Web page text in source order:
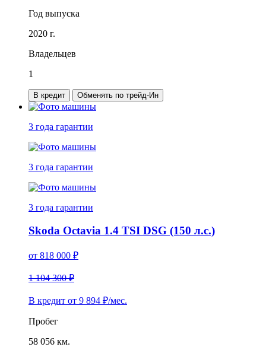
Год выпуска
2020 г.
Владельцев
1
В кредит Обменять по трейд-Ин
3 года гарантии
3 года гарантии
3 года гарантии
Skoda Octavia 1.4 TSI DSG (150 л.с.)
от 818 000 ₽
1 104 300 ₽
В кредит от 9 894 ₽/мес.
Пробег
58 056 км.